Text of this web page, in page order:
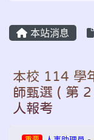
本站消息
本校 114 學
師甄選 ( 第
人報考